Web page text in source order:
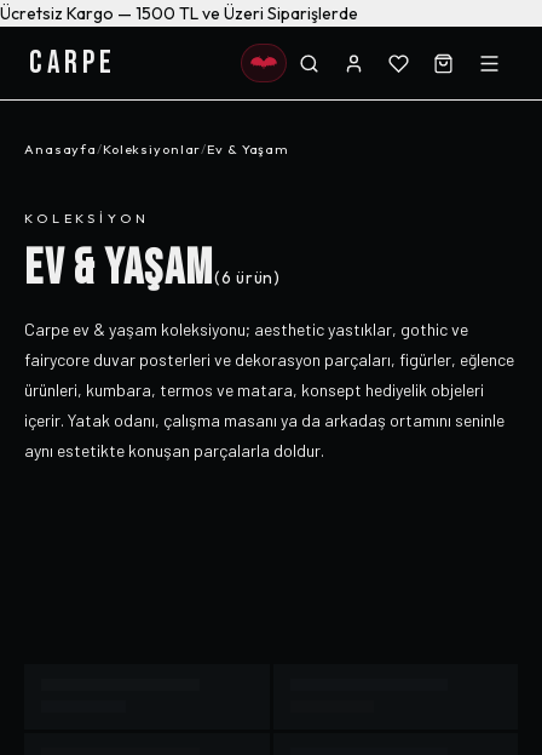
Ücretsiz Kargo — 1500 TL ve Üzeri Siparişlerde
CARPE
Anasayfa/Koleksiyonlar/Ev & Yaşam
KOLEKSIYON
EV & YAŞAM(6 ürün)
Carpe ev & yaşam koleksiyonu; aesthetic yastıklar, gothic ve
fairycore duvar posterleri ve dekorasyon parçaları, figürler, eğlence
ürünleri, kumbara, termos ve matara, konsept hediyelik objeleri
içerir. Yatak odanı, çalışma masanı ya da arkadaş ortamını seninle
aynı estetikte konuşan parçalarla doldur.